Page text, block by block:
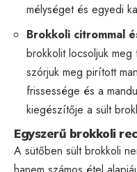
mélységet és egyedi
Brokkoli citrommal
brokkolit locsoljuk
szórjuk meg pirított
frissessége és a
kiegészítője a sült
Egyszerű brokkoli
A sütőben sült brokkoli